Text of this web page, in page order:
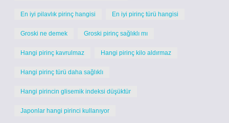
En iyi pilavlık pirinç hangisi En iyi pirinç türü hangisi
Groski ne demek Groski pirinç sağlıklı mı
Hangi pirinç kavrulmaz Hangi pirinç kilo aldırmaz
Hangi pirinç türü daha sağlıklı
Hangi pirincin glisemik indeksi düşüktür
Japonlar hangi pirinci kullanıyor